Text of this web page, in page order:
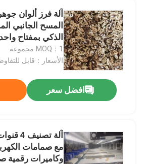
جولة في المعمل
مراقبة الجودة
اتصل بنا
آلة فرز التمور
آلة فرز ألوان
المسح الجانبي
الذكي بمفتاح واحد
المقاوم للصدأ 304
MOQ：1 مجموعة
الأسعار：قابل
افضل سعر
آلة
مع صمامات
وكاميرات رقمية